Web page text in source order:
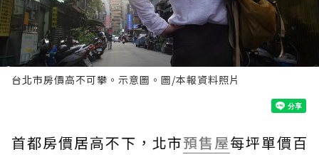
台北市房價高不可攀。示意圖。圖/本報資料照片
首都房價居高不下，北市預售屋每坪單價百